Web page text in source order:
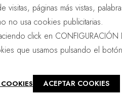
visitas, páginas más vistas,
no usa cookies publicitarias.
click en CONFIGURACIÓN
que usamos pulsando el botón
ACEPTAR COOKIES